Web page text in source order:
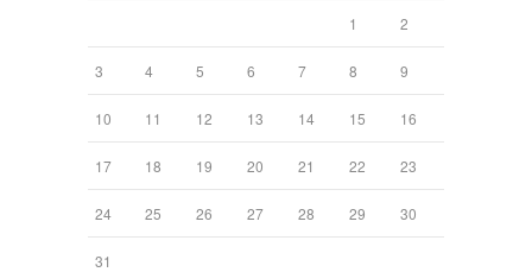
1 2
3 4 5 6 7 8 9
10 11 12 13 14 15 16
17 18 19 20 21 22 23
24 25 26 27 28 29 30
31